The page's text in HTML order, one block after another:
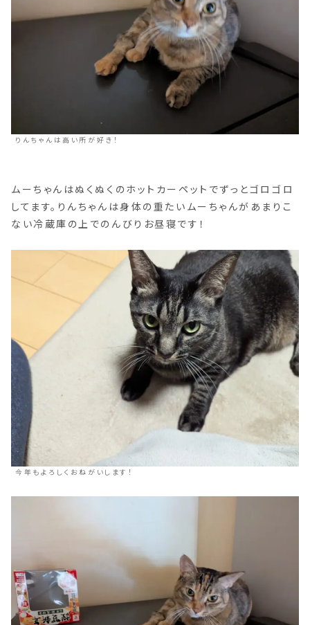
りんちゃんは高い所が好き！
ムーちゃんはぬくぬくのホットカーペットでずっとゴロゴロ
してます。りんちゃんは身体の重たいムーちゃんがあまりこ
ない冷蔵庫の上でのんびりお昼寝です！
今年もよろしくおねがいします！